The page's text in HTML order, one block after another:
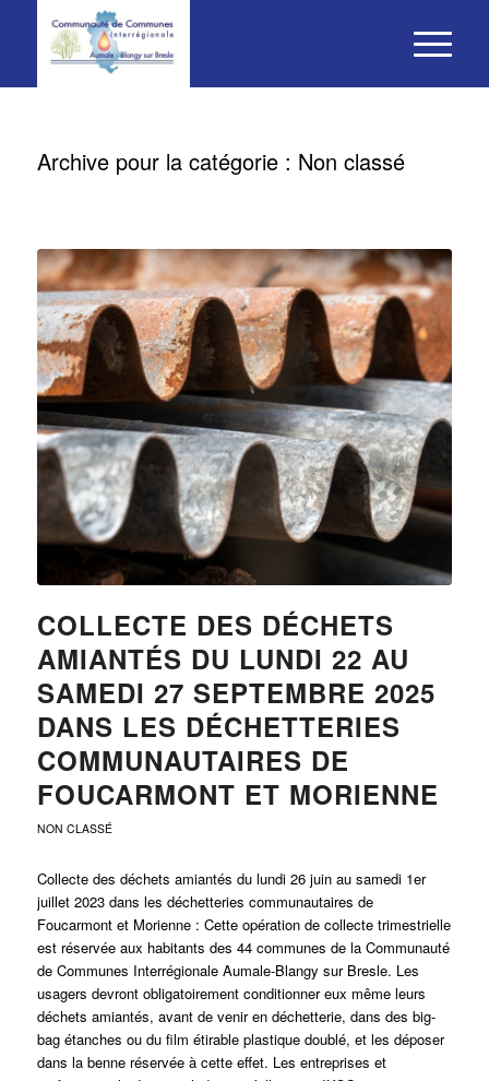
Archive pour la catégorie : Non classé
COLLECTE DES DÉCHETS
AMIANTÉS DU LUNDI 22 AU
SAMEDI 27 SEPTEMBRE 2025
DANS LES DÉCHETTERIES
COMMUNAUTAIRES DE
FOUCARMONT ET MORIENNE
NON CLASSÉ
Collecte des déchets amiantés du lundi 26 juin au samedi 1er
juillet 2023 dans les déchetteries communautaires de
Foucarmont et Morienne : Cette opération de collecte trimestrielle
est réservée aux habitants des 44 communes de la Communauté
de Communes Interrégionale Aumale-Blangy sur Bresle. Les
usagers devront obligatoirement conditionner eux même leurs
déchets amiantés, avant de venir en déchetterie, dans des big-
bag étanches ou du film étirable plastique doublé, et les déposer
dans la benne réservée à cette effet. Les entreprises et